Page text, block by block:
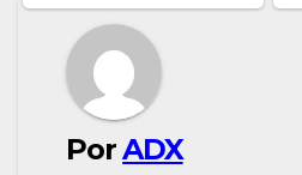
PorADX